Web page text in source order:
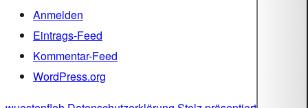
Anmelden
Eintrags-Feed
Kommentar-Feed
WordPress.org